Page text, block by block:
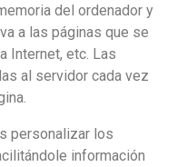
del ordenador y
a las páginas que se
Internet, etc. Las
al servidor cada vez
personalizar los
información